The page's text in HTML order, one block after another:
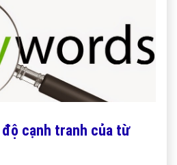
cạnh tranh của từ